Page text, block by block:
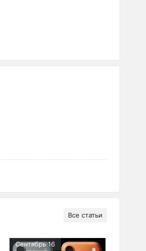
Все статьи
Сентябрь 16